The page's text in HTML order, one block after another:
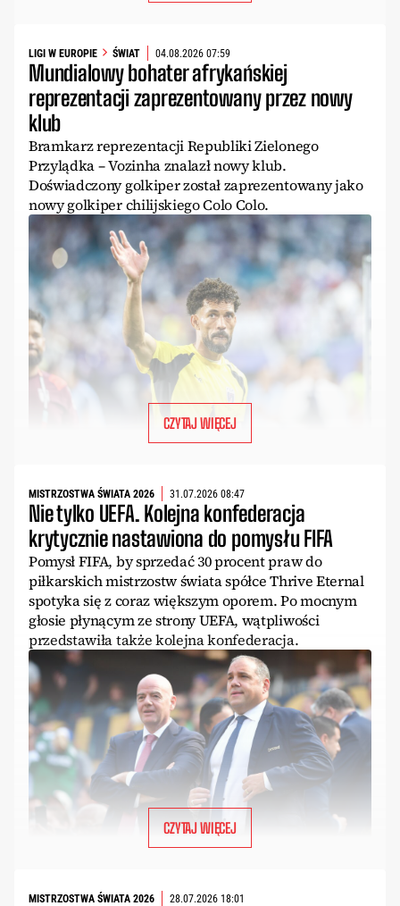
LIGI W EUROPIE ŚWIAT 04.08.2026 07:59
Mundialowy bohater afrykańskiej
reprezentacji zaprezentowany przez nowy
klub
Bramkarz reprezentacji Republiki Zielonego
Przylądka – Vozinha znalazł nowy klub.
Doświadczony golkiper został zaprezentowany jako
nowy golkiper chilijskiego Colo Colo.
CZYTAJ WIĘCEJ
MISTRZOSTWA ŚWIATA 2026 31.07.2026 08:47
Nie tylko UEFA. Kolejna konfederacja
krytycznie nastawiona do pomysłu FIFA
Pomysł FIFA, by sprzedać 30 procent praw do
piłkarskich mistrzostw świata spółce Thrive Eternal
spotyka się z coraz większym oporem. Po mocnym
głosie płynącym ze strony UEFA, wątpliwości
przedstawiła także kolejna konfederacja.
CZYTAJ WIĘCEJ
MISTRZOSTWA ŚWIATA 2026 28.07.2026 18:01